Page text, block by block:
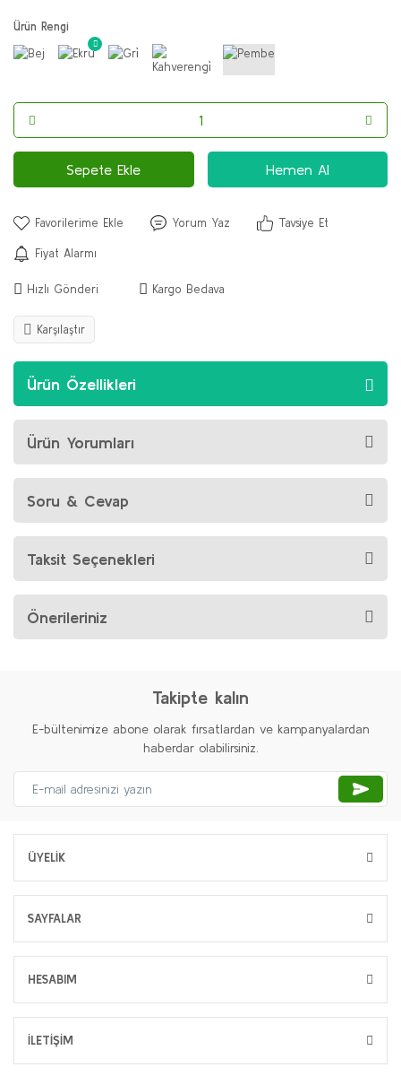
Ürün Rengi
Sepete Ekle Hemen Al
Yorum Yaz Tavsiye Et
Fiyat Alarmı
Hızlı Gönderi Kargo Bedava
Karşılaştır
Ürün Özellikleri
Ürün Yorumları
Soru & Cevap
Taksit Seçenekleri
Önerileriniz
Takipte kalın
E-bültenimize abone olarak fırsatlardan ve kampanyalardan
haberdar olabilirsiniz.
ÜYELİK
SAYFALAR
HESABIM
İLETİŞİM